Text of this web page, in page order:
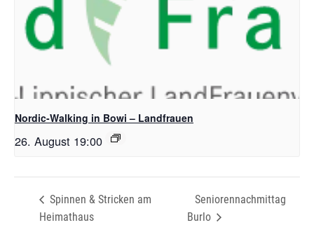
Nordic-Walking in Bowi – Landfrauen
26. August 19:00
Spinnen & Stricken am
Heimathaus
Seniorennachmittag
Burlo